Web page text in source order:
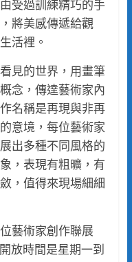
受過訓練精巧的手
將美感傳遞給觀
活裡。
見的世界，用畫筆
念，傳達藝術家內
名稱是再現與非再
意境，每位藝術家
出多種不同風格的
，表現有粗曠，有
，值得來現場細細
藝術家創作聯展
放時間是星期一到